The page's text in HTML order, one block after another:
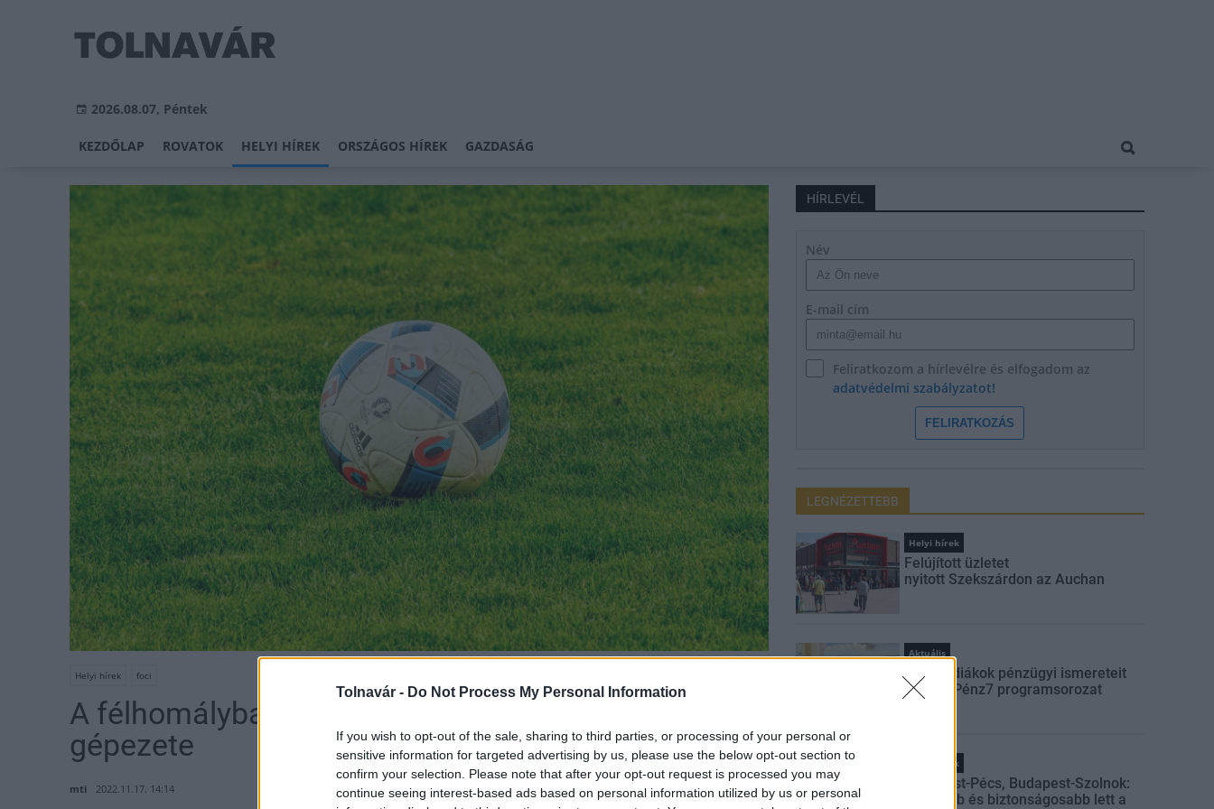
Tolnavár - Do Not Process My Personal Information
If you wish to opt-out of the sale, sharing to third parties, or processing of your personal or
sensitive information for targeted advertising by us, please use the below opt-out section to
confirm your selection. Please note that after your opt-out request is processed you may
continue seeing interest-based ads based on personal information utilized by us or personal
2026.08.07, Péntek
KEZDŐLAP ROVATOK HELYI HÍREK ORSZÁGOS HÍREK GAZDASÁG
Helyi hírek foci
A félhomályban sem állt le a paksiak gólgyártó
gépezete
mti 2022.11.17. 14:14
HÍRLEVÉL
Név
E-mail cím
Feliratkozom a hírlevélre és elfogadom az
adatvédelmi szabályzatot!
FELIRATKOZÁS
LEGNÉZETTEBB
Helyi hírek
Felújított üzletet
nyitott Szekszárdon az Auchan
Aktuális
Indul a diákok pénzügyi ismereteit
erősítő Pénz7 programsorozat
Helyi hírek
Budapest-Pécs, Budapest-Szolnok:
gyorsabb és biztonságosabb lett a